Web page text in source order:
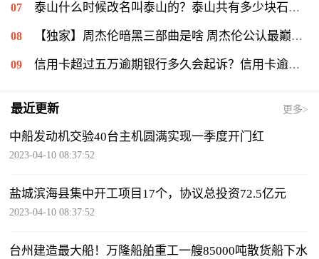
泰山什么时候改名叫泰山的？泰山共有多少块石刻？-全球新动态
【独家】周杰伦暗黑三部曲是啥 周杰伦公认最巅峰的歌是哪首？
信用卡超过五万逾期银行多久会起诉？信用卡逾期一个月会怎么样？-今日热搜
最近更新 更多>
中船发动机交验40台主机圆满实现一季度开门红
2023-04-10 08:37:52
盐城滨海县集中开工项目17个，协议总投资72.5亿元
2023-04-10 08:37:52
台州建造最大船！万隆船舶重工一艘85000吨散货船下水